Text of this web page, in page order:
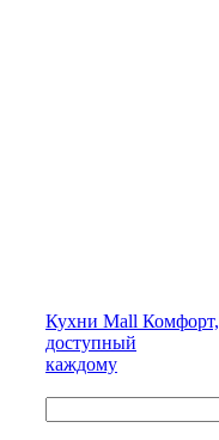
Кухни Mall Комфорт,
доступный
каждому